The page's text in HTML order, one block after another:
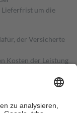
Lieferfrist um die
der Versicherte
Kosten der Leistung